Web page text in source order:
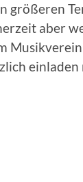
größeren
aber
einladen